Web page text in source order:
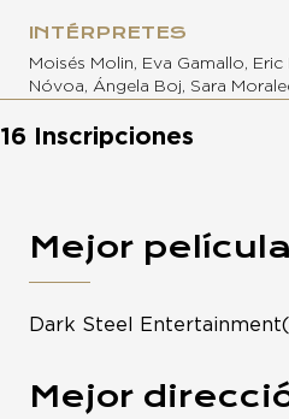
INTÉRPRETES
Moisés Molin, Eva Gamallo,
Nóvoa, Ángela Boj, Sara
16 Inscripciones
Mejor película
Dark Steel
Mejor